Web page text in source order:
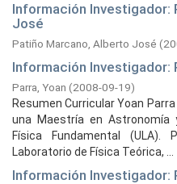
Información Investigador:
José
Patiño Marcano, Alberto José (
Información Investigador:
Parra, Yoan (2008-09-19)
Resumen Curricular Yoan
una Maestría en
Física Fundamental (ULA).
Laboratorio de Física Teórica, ...
Información Investigador: